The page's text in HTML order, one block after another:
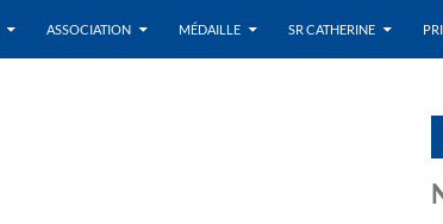
ASSOCIATION MÉDAILLE SR CATHERINE